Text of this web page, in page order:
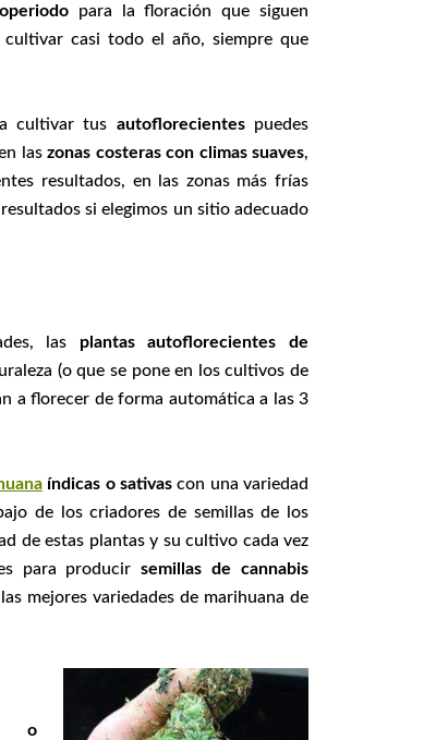
para la floración que siguen
cultivar casi todo el año, siempre que
cultivar tus autoflorecientespuedes
laszonas costeras con climas suaves,
resultados, en las zonas más frías
si elegimos un sitio adecuado
las plantas autoflorecientes de
(o que se pone en los cultivos de
a florecer de forma automática a las 3
índicas o sativas con una variedad
de los criadores de semillas de los
de estas plantas y su cultivo cada vez
para producirsemillas de cannabis
mejores variedades de marihuana de
o